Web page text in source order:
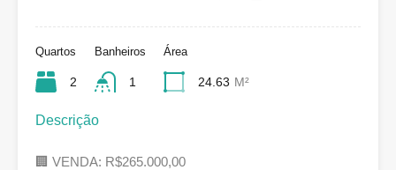
Quartos
2
Banheiros
1
Área
24.63 M²
Descrição
🏢 VENDA: R$265.000,00